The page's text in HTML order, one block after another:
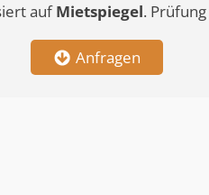
aufMietspiegel.
Anfragen